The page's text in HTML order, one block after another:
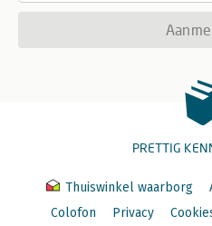
PRETTIG
Thuiswinkel waarborg
Colofon
Privacy